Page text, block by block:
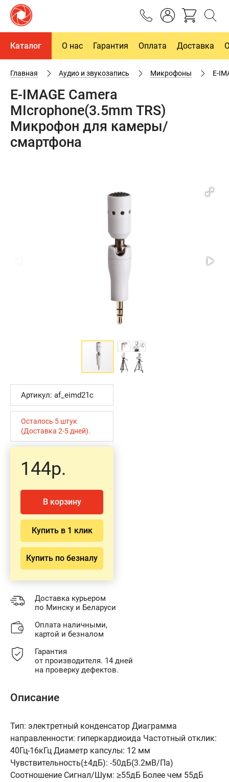
Каталог О нас Гарантия Оплата Доставка
Главная Аудио и звукозапись Микрофоны E-
E-IMAGE Camera
MIcrophone(3.5mm TRS)
Микрофон для камеры/
смартфона
Артикул: af_eimd21c
Осталось 5 штук
(Доставка 2-5 дней).
144р.
В корзину
Купить в 1 клик
Купить по безналу
Доставка курьером
по Минску и Беларуси
Оплата наличными,
картой и безналом
Гарантия
от производителя. 14 дней
на проверку дефектов.
Описание
Тип: электретный конденсатор Диаграмма
направленности: гиперкардиоида Частотный отклик:
40Гц-16кГц Диаметр капсулы: 12 мм
Чувствительность(±4дБ): -50дБ(3.2мВ/Па)
Соотношение Сигнал/Шум: ≥55дБ Более чем 55дБ